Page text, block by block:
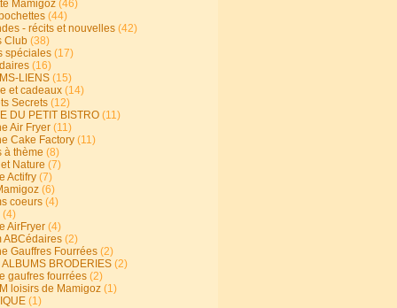
Mamigoz (46)
(44)
- récits et nouvelles (42)
Club (38)
spéciales (17)
(16)
LIENS (15)
et cadeaux (14)
Secrets (12)
DU PETIT BISTRO (11)
Air Fryer (11)
Cake Factory (11)
à thème (8)
Nature (7)
Actifry (7)
(6)
coeurs (4)
(4)
AirFryer (4)
ABCédaires (2)
Gauffres Fourrées (2)
ALBUMS BRODERIES (2)
gaufres fourrées (2)
loisirs de Mamigoz (1)
(1)